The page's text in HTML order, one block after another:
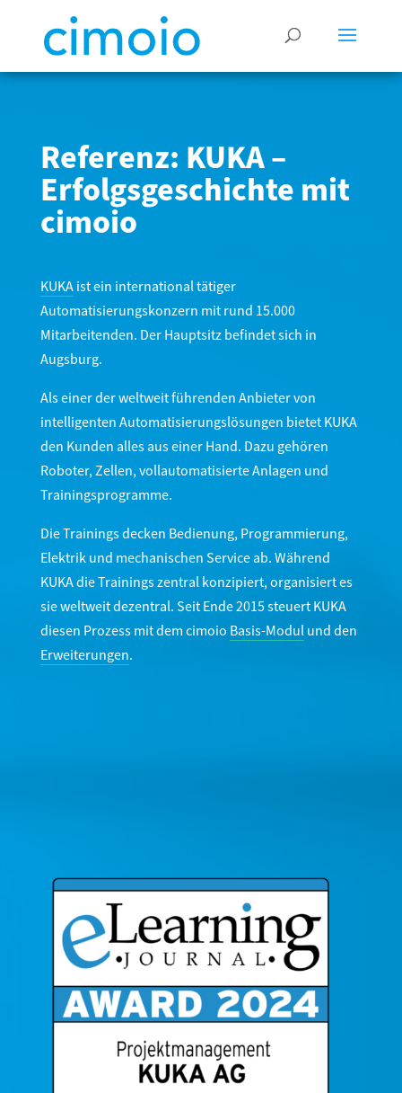
Referenz: KUKA –
Erfolgsgeschichte mit
cimoio
KUKAist ein international tätiger
Automatisierungskonzern mit rund 15.000
Mitarbeitenden. Der Hauptsitz befindet sich in
Augsburg.
Als einer der weltweit führenden Anbieter von
intelligenten Automatisierungslösungen bietet KUKA
den Kunden alles aus einer Hand. Dazu gehören
Roboter, Zellen, vollautomatisierte Anlagen und
Trainingsprogramme.
Die Trainings decken Bedienung, Programmierung,
Elektrik und mechanischen Service ab. Während
KUKA die Trainings zentral konzipiert, organisiert es
sie weltweit dezentral. Seit Ende 2015 steuert KUKA
diesen Prozess mit dem cimoio Basis-Modulund den
Erweiterungen.